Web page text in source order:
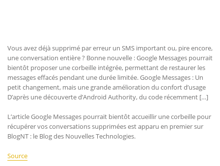
Vous avez déjà supprimé par erreur un SMS important ou, pire encore,
une conversation entière ? Bonne nouvelle : Google Messages pourrait
bientôt proposer une corbeille intégrée, permettant de restaurer les
messages effacés pendant une durée limitée. Google Messages : Un
petit changement, mais une grande amélioration du confort d’usage
D’après une découverte d’Android Authority, du code récemment […]
L’article Google Messages pourrait bientôt accueillir une corbeille pour
récupérer vos conversations supprimées est apparu en premier sur
BlogNT : le Blog des Nouvelles Technologies.
Source